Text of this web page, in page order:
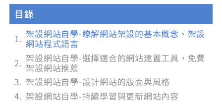
目錄
架設網站自學-瞭解網站架設的基本概念、架設
網站程式語言
架設網站自學-選擇適合的網站建置工具，免費
架設網站推薦
架設網站自學-設計網站的版面與風格
架設網站自學-持續學習與更新網站內容